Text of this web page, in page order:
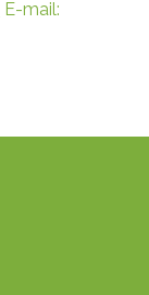
E-mail: